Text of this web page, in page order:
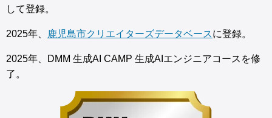
して登録。
2025年、 鹿児島市クリエイターズデータベースに登録。
2025年、DMM 生成AI CAMP 生成AIエンジニアコースを修
了。